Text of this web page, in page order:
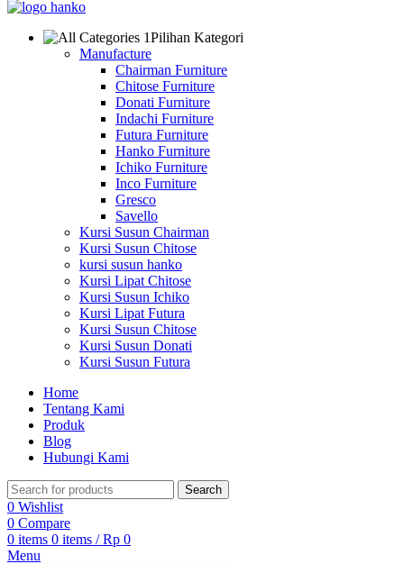
Pilihan Kategori
Manufacture
Chairman Furniture
Chitose Furniture
Donati Furniture
Indachi Furniture
Futura Furniture
Hanko Furniture
Ichiko Furniture
Inco Furniture
Gresco
Savello
Kursi Susun Chairman
Kursi Susun Chitose
kursi susun hanko
Kursi Lipat Chitose
Kursi Susun Ichiko
Kursi Lipat Futura
Kursi Susun Chitose
Kursi Susun Donati
Kursi Susun Futura
Home
Tentang Kami
Produk
Blog
Hubungi Kami
Search
0 Wishlist
0 Compare
0 items 0 items / Rp 0
Menu